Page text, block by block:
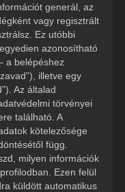
generál, az
vagy regisztrált
Ez utóbbi
azonosítható
a belépéshez
illetve egy
Az általad
törvényei
található. A
kötelezősége
függ.
milyen információk
Ezen felül
küldött automatikus